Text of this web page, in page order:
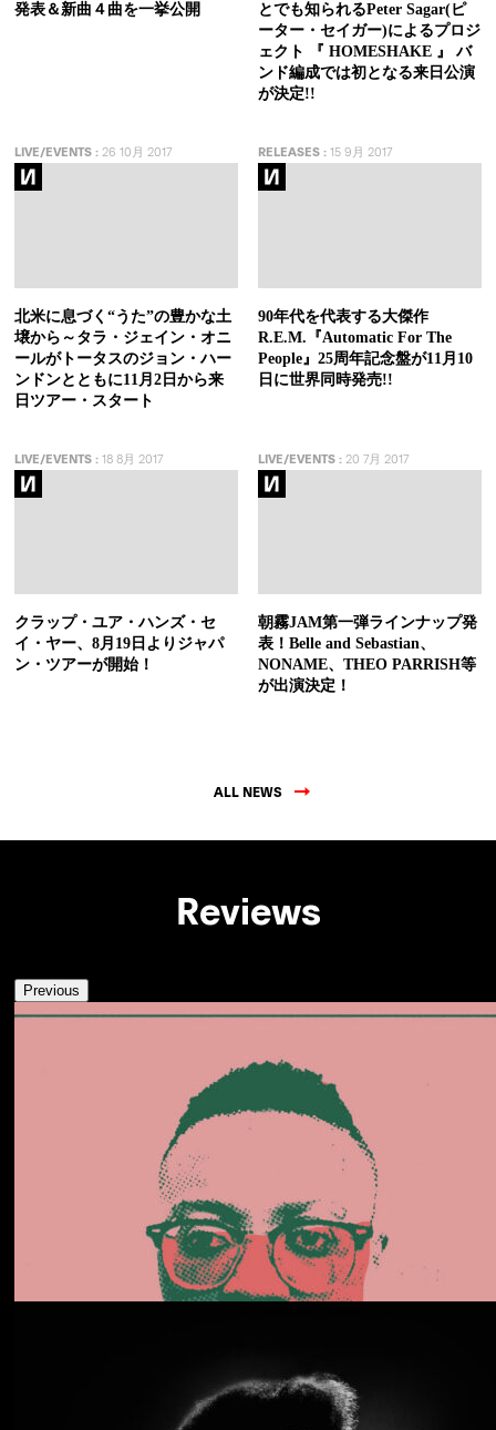
発表＆新曲４曲を一挙公開
とでも知られるPeter Sagar(ピ
ーター・セイガー)によるプロジ
ェクト 『 HOMESHAKE 』 バ
ンド編成では初となる来日公演
が決定!!
LIVE/EVENTS : 26 10月 2017
北米に息づく“うた”の豊かな土
壌から～タラ・ジェイン・オニ
ールがトータスのジョン・ハー
ンドンとともに11月2日から来
日ツアー・スタート
RELEASES:15 9月 2017
90年代を代表する大傑作
R.E.M.『Automatic For The
People』25周年記念盤が11月10
日に世界同時発売!!
LIVE/EVENTS : 18 8月 2017
クラップ・ユア・ハンズ・セ
イ・ヤー、8月19日よりジャパ
ン・ツアーが開始！
LIVE/EVENTS:20 7月 2017
朝霧JAM第一弾ラインナップ発
表！Belle and Sebastian、
NONAME、THEO PARRISH等
が出演決定！
ALL NEWS
Reviews
Previous